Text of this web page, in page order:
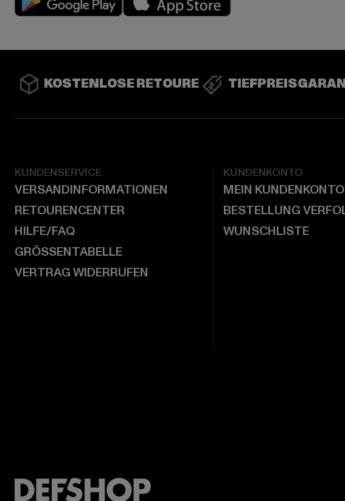
KOSTENLOSE RETOURE
KUNDENSERVICE
VERSANDINFORMATIONEN
RETOURENCENTER
HILFE/FAQ
GRÖSSENTABELLE
VERTRAG WIDERRUFEN
KUNDENKONTO
MEIN KUNDENKONTO
BESTELLUNG
WUNSCHLISTE